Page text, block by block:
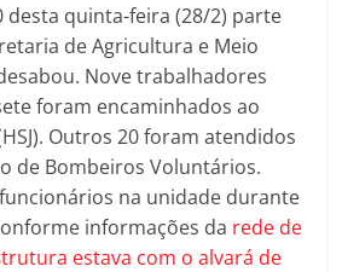
desta quinta-feira (28/2) parte
de Agricultura e Meio
Nove trabalhadores
foram encaminhados ao
Outros 20 foram atendidos
de Bombeiros Voluntários.
na unidade durante
informações da rede de
estava com o alvará de